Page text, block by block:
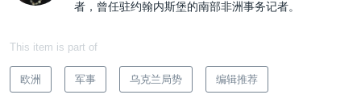
者，曾任驻约翰内斯堡的南部非洲事务记者。
This item is part of
欧洲 军事 乌克兰局势 编辑推荐